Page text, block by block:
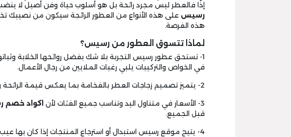
إذًا فالعطر ليس مجرد رائحة بل هو أسلوب حياة وفن أصيل لا
رسيس على هذه الأنواع من العطور الرائجة سيكون من نصيبك
هذه الفرصة.
لماذا تتسوق العطور من رسيس؟
1- تستحق عطور رسيس التجربة بلا شك بفضل روائحها الخلابة
في الخواص والتركيبات يلبي رغبات الملايين من رجال الأعمال.
2- يتميز تصميم زجاجات العطر بالفخامة بما يعكس قيمة الرائحة ورقيها.
3- الأسعار في متناول اليد وتناسب جميع الفئات لأن اكواد
قبل الجميع.
4- يتيح موقع رسيس استبدال أو استرجاع المنتجات إذا كان بها عيب، ومن ثم تستطيع استغلال